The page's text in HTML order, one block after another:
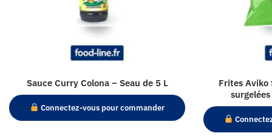
Sauce Curry Colona – Seau de 5 L
Connectez-vous pour commander
Frites Aviko